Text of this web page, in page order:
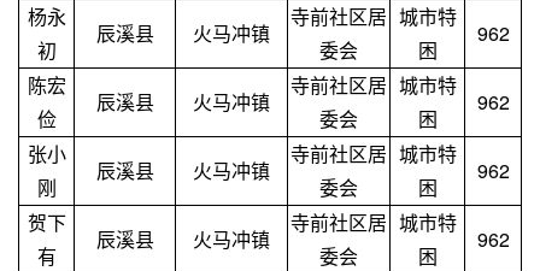
杨永
初
辰溪县 火马冲镇
寺前社区居
委会
城市特
困
962
陈宏
俭
辰溪县 火马冲镇
寺前社区居
委会
城市特
困
962
张小
刚
辰溪县 火马冲镇
寺前社区居
委会
城市特
困
962
贺下
有
辰溪县 火马冲镇
寺前社区居
委会
城市特
困
962